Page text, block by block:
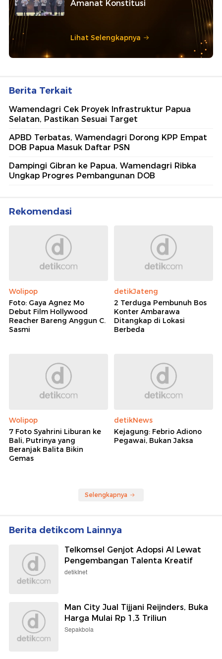
Amanat Konstitusi
Lihat Selengkapnya
Berita Terkait
Wamendagri Cek Proyek Infrastruktur Papua
Selatan, Pastikan Sesuai Target
APBD Terbatas, Wamendagri Dorong KPP Empat
DOB Papua Masuk Daftar PSN
Dampingi Gibran ke Papua, Wamendagri Ribka
Ungkap Progres Pembangunan DOB
Rekomendasi
Wolipop
Foto: Gaya Agnez Mo
Debut Film Hollywood
Reacher Bareng Anggun C.
Sasmi
detikJateng
2 Terduga Pembunuh Bos
Konter Ambarawa
Ditangkap di Lokasi
Berbeda
Wolipop
7 Foto Syahrini Liburan ke
Bali, Putrinya yang
Beranjak Balita Bikin
Gemas
detikNews
Kejagung: Febrio Adiono
Pegawai, Bukan Jaksa
Selengkapnya
Berita detikcom Lainnya
Telkomsel Genjot Adopsi AI Lewat
Pengembangan Talenta Kreatif
detikInet
Man City Jual Tijjani Reijnders, Buka
Harga Mulai Rp 1,3 Triliun
Sepakbola